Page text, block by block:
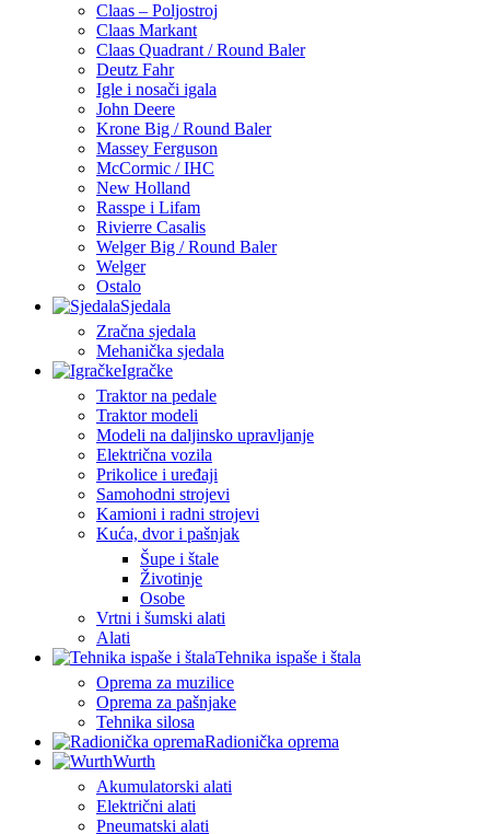
Claas – Poljostroj
Claas Markant
Claas Quadrant / Round Baler
Deutz Fahr
Igle i nosači igala
John Deere
Krone Big / Round Baler
Massey Ferguson
McCormic / IHC
New Holland
Rasspe i Lifam
Rivierre Casalis
Welger Big / Round Baler
Welger
Ostalo
Sjedala
Zračna sjedala
Mehanička sjedala
Igračke
Traktor na pedale
Traktor modeli
Modeli na daljinsko upravljanje
Električna vozila
Prikolice i uređaji
Samohodni strojevi
Kamioni i radni strojevi
Kuća, dvor i pašnjak
Šupe i štale
Životinje
Osobe
Vrtni i šumski alati
Alati
Tehnika ispaše i štala
Oprema za muzilice
Oprema za pašnjake
Tehnika silosa
Radionička oprema
Wurth
Akumulatorski alati
Električni alati
Pneumatski alati